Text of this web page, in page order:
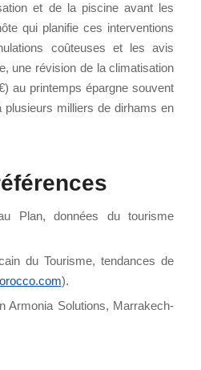
et de la piscine avant les
qui planifie ces interventions
coûteuses et les avis
une révision de la climatisation
au printemps épargne souvent
plusieurs milliers de dirhams en
Plan, données du tourisme
du Tourisme, tendances de
).
Armonia Solutions, Marrakech-